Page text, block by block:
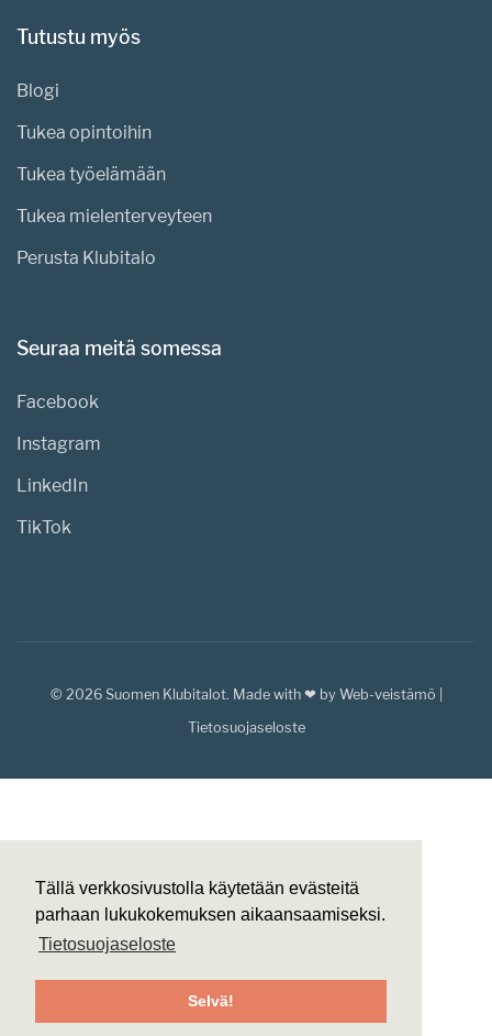
Tällä verkkosivustolla käytetään evästeitä
parhaan lukukokemuksen aikaansaamiseksi.
Tietosuojaseloste
Selvä!
Tutustu myös
Blogi
Tukea opintoihin
Tukea työelämään
Tukea mielenterveyteen
Perusta Klubitalo
Seuraa meitä somessa
Facebook
Instagram
LinkedIn
TikTok
© 2026 Suomen Klubitalot. Made with ❤ by Web-veistämö
Tietosuojaseloste